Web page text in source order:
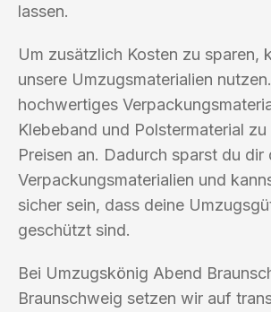
lassen.
Um zusätzlich Kosten zu sparen,
unsere Umzugsmaterialien
hochwertiges
Klebeband und Polstermaterial
Preisen an. Dadurch sparst du dir
Verpackungsmaterialien und
sicher sein, dass deine
geschützt sind.
Bei Umzugskönig Abend
Braunschweig setzen wir auf